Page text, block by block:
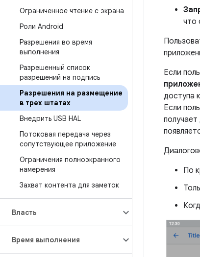
Ограниченное чтение с экрана
Роли Android
Разрешения во время
выполнения
Разрешенный список
разрешений на подпись
Разрешения на размещение
в трех штатах
Внедрить USB HAL
Потоковая передача через
сопутствующее приложение
Ограничения полноэкранного
намерения
Захват контента для заметок
Власть
Время выполнения
что
Если
доступа к
Если
По